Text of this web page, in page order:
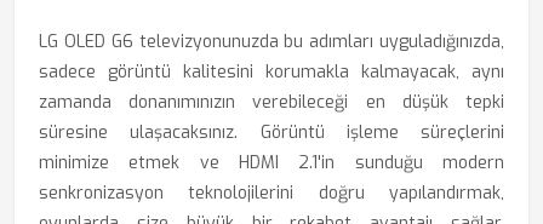
LG OLED G6 televizyonunuzda bu adımları uyguladığınızda,
sadece görüntü kalitesini korumakla kalmayacak, aynı
zamanda donanımınızın verebileceği en düşük tepki
süresine ulaşacaksınız. Görüntü işleme süreçlerini
minimize etmek ve HDMI 2.1'in sunduğu modern
senkronizasyon teknolojilerini doğru yapılandırmak,